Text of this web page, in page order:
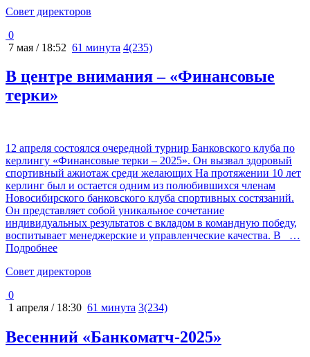
Cовет директоров
0
7 мая / 18:52 61 минута 4(235)
В центре внимания – «Финансовые
терки»
12 апреля состоялся очередной турнир Банковского клуба по
керлингу «Финансовые терки – 2025». Он вызвал здоровый
спортивный ажиотаж среди желающих На протяжении 10 лет
керлинг был и остается одним из полюбившихся членам
Новосибирского банковского клуба спортивных состязаний.
Он представляет собой уникальное сочетание
индивидуальных результатов с вкладом в командную победу,
воспитывает менеджерские и управленческие качества. В
…
Подробнее
Cовет директоров
0
1 апреля / 18:30 61 минута 3(234)
Весенний «Банкоматч-2025»